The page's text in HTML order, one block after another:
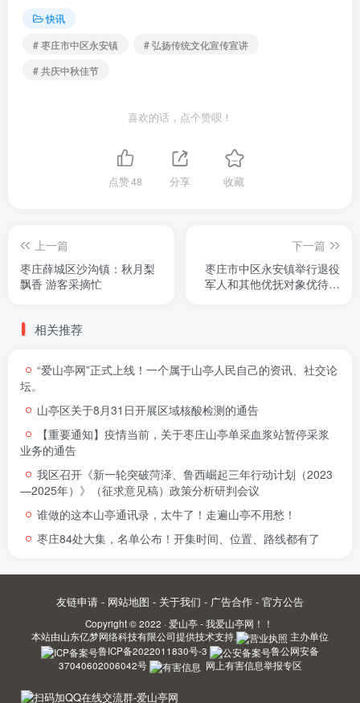
快讯
# 枣庄市中区永安镇
# 弘扬传统文化宣传宣讲
# 共庆中秋佳节
喜欢的话，点个赞呗！
点赞48 分享 收藏
上一篇
枣庄薛城区沙沟镇：秋月梨
飘香 游客采摘忙
下一篇
枣庄市中区永安镇举行退役
军人和其他优抚对象优待证
相关推荐
“爱山亭网”正式上线！一个属于山亭人民自己的资讯、社交论
坛。
山亭区关于8月31日开展区域核酸检测的通告
【重要通知】疫情当前，关于枣庄山亭单采血浆站暂停采浆
业务的通告
我区召开《新一轮突破菏泽、鲁西崛起三年行动计划（2023
—2025年）》（征求意见稿）政策分析研判会议
谁做的这本山亭通讯录，太牛了！走遍山亭不用愁！
枣庄84处大集，名单公布！开集时间、位置、路线都有了
友链申请 - 网站地图 - 关于我们 - 广告合作 - 官方公告
Copyright © 2022 · 爱山亭 - 我爱山亭网！！
本站由山东亿梦网络科技有限公司提供技术支持.
主办单位
鲁ICP备2022011830号-3
鲁公网安备
37040602006042号
网上有害信息举报专区